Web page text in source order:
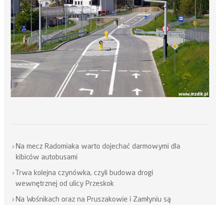
Na mecz Radomiaka warto dojechać darmowymi dla
kibiców autobusami
Trwa kolejna czynówka, czyli budowa drogi
wewnętrznej od ulicy Przeskok
Na Wośnikach oraz na Pruszakowie i Zamłyniu są